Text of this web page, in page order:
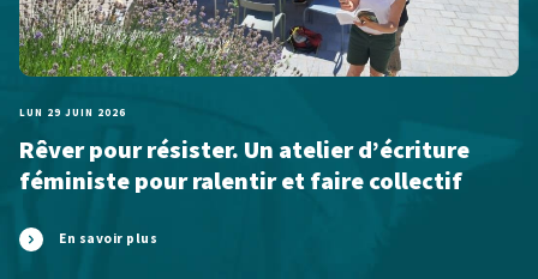
LUN 29 JUIN 2026
Rêver pour résister. Un atelier d’écriture
féministe pour ralentir et faire collectif
En savoir plus